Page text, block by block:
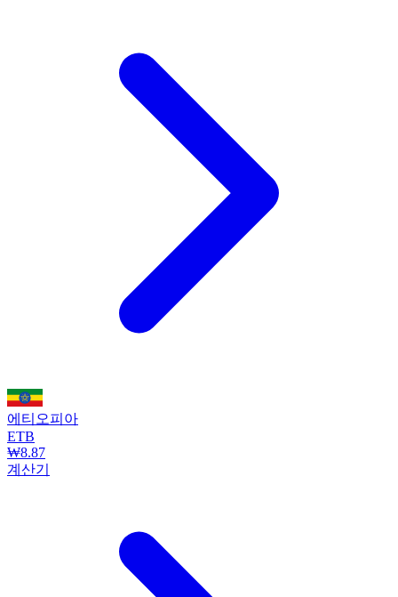
에티오피아
ETB
₩8.87
계산기